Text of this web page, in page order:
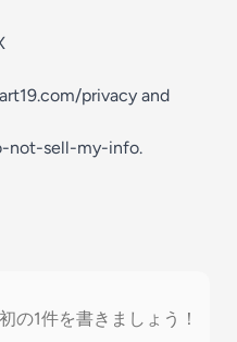
privacy and
not-sell-my-info.
の1件を書きましょう！